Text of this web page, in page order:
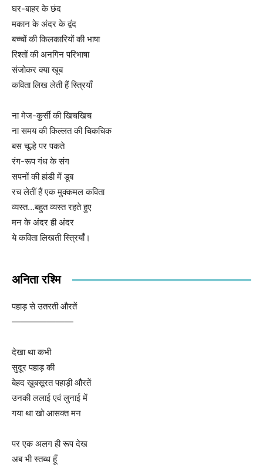
घर-बाहर के छंद
मकान के अंदर के द्वंद
बच्चों की किलकारियों की भाषा
रिश्तों की अनगिन परिभाषा
संजोकर क्या खूब
कविता लिख लेती हैं स्त्रियाँ
ना मेज-कुर्सी की खिचखिच
ना समय की किल्लत की चिकचिक
बस चूल्हे पर पकते
रंग-रूप गंध के संग
सपनों की हांडी में डूब
रच लेतीं हैं एक मुक्कमल कविता
व्यस्त…बहुत व्यस्त रहते हुए
मन के अंदर ही अंदर
ये कविता लिखती स्त्रियाँ।
अनिता रश्मि
पहाड़ से उतरती औरतें
———————
देखा था कभी
सुदूर पहाड़ की
बेहद ख़ूबसूरत पहाड़ी औरतें
उनकी ललाई एवं लुनाई में
गया था खो आसक्त मन
पर एक अलग ही रूप देख
अब भी स्तब्ध हूँ